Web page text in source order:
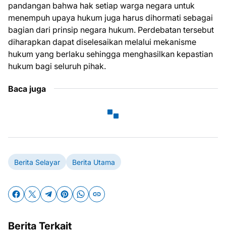
pandangan bahwa hak setiap warga negara untuk
menempuh upaya hukum juga harus dihormati sebagai
bagian dari prinsip negara hukum. Perdebatan tersebut
diharapkan dapat diselesaikan melalui mekanisme
hukum yang berlaku sehingga menghasilkan kepastian
hukum bagi seluruh pihak.
Baca juga
Berita Selayar Berita Utama
Berita Terkait